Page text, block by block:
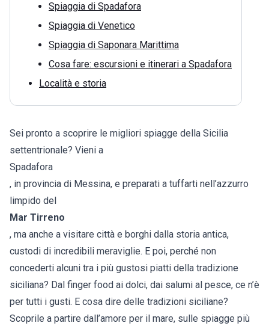
Spiaggia di Spadafora
Spiaggia di Venetico
Spiaggia di Saponara Marittima
Cosa fare: escursioni e itinerari a Spadafora
Località e storia
Sei pronto a scoprire le migliori spiagge della Sicilia
settentrionale? Vieni a
Spadafora
, in provincia di Messina, e preparati a tuffarti nell’azzurro
limpido del
Mar Tirreno
, ma anche a visitare città e borghi dalla storia antica,
custodi di incredibili meraviglie. E poi, perché non
concederti alcuni tra i più gustosi piatti della tradizione
siciliana? Dal finger food ai dolci, dai salumi al pesce, ce n’è
per tutti i gusti. E cosa dire delle tradizioni siciliane?
Scoprile a partire dall’amore per il mare, sulle spiagge più